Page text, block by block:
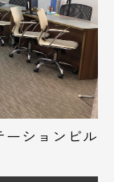
ションビル